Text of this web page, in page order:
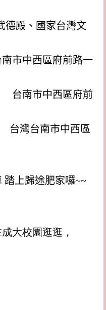
德殿、國家台灣文
南市中西區府前路一
台南市中西區府前
台灣台南市中西區
踏上歸途肥家囉~~
大校園逛逛，